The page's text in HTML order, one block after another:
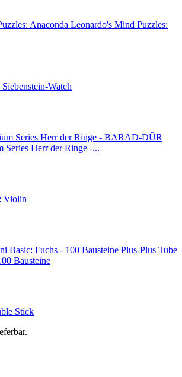
Leonardo's Mind Puzzles:
Siebenstein-Watch
Series Herr der Ringe -...
Violin
Plus-Plus Tube
Bausteine
Stick